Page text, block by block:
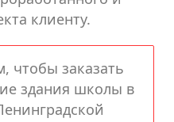
клиенту.
чтобы заказать
здания школы в